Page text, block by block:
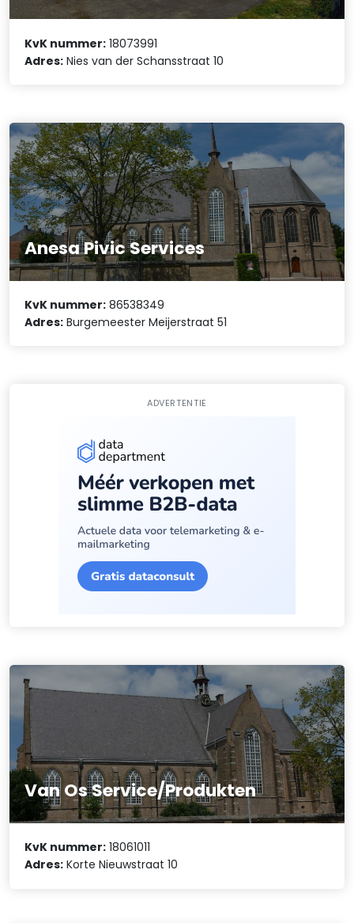
KvK nummer: 18073991
Adres: Nies van der Schansstraat 10
Anesa Pivic Services
KvK nummer: 86538349
Adres: Burgemeester Meijerstraat 51
ADVERTENTIE
Van Os Service/Produkten
KvK nummer: 18061011
Adres: Korte Nieuwstraat 10